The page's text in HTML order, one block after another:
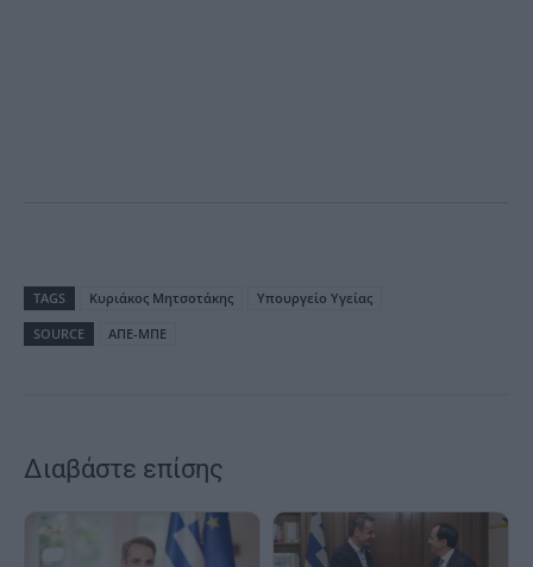
TAGS Κυριάκος Μητσοτάκης
Υπουργείο Υγείας
SOURCE
ΑΠΕ-ΜΠΕ
Διαβάστε επίσης